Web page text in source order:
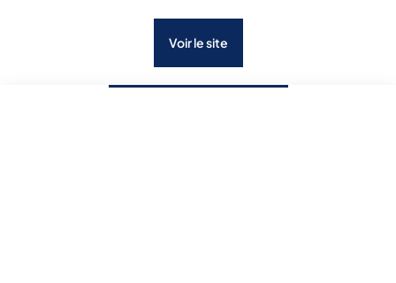
Voir le site